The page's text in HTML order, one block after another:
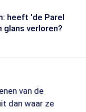
heeft 'de Parel
glans verloren?
van de
dan waar ze